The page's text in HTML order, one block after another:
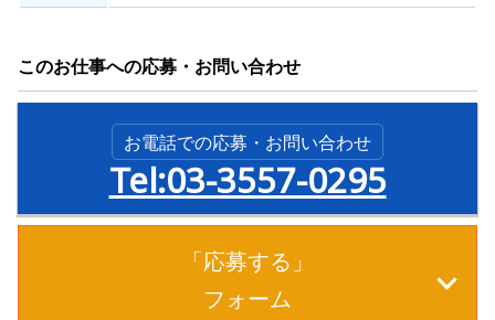
このお仕事への応募・お問い合わせ
お電話での応募・お問い合わせ
Tel:03-3557-0295
「応募する」
フォーム